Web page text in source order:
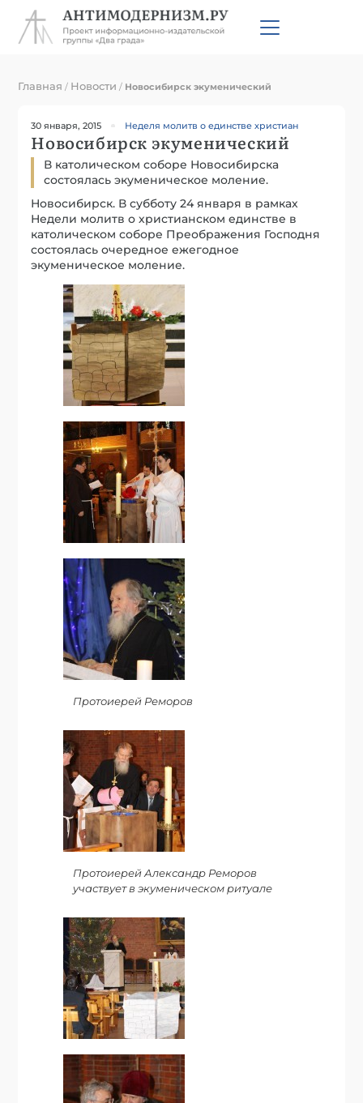
Главная / Новости / Новосибирск экуменический
30 января, 2015 Неделя молитв о единстве христиан
Новосибирск экуменический
В католическом соборе Новосибирска
состоялась экуменическое моление.
Новосибирск. В субботу 24 января в рамках
Недели молитв о христианском единстве в
католическом соборе Преображения Господня
состоялась очередное ежегодное
экуменическое моление.
Протоиерей Реморов
Протоиерей Александр Реморов
участвует в экуменическом ритуале